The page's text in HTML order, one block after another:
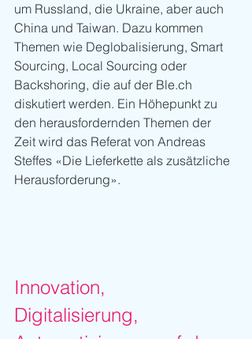
um Russland, die Ukraine, aber auch
China und Taiwan. Dazu kommen
Themen wie Deglobalisierung, Smart
Sourcing, Local Sourcing oder
Backshoring, die auf der Ble.ch
diskutiert werden. Ein Höhepunkt zu
den herausfordernden Themen der
Zeit wird das Referat von Andreas
Steffes «Die Lieferkette als zusätzliche
Herausforderung».
Innovation,
Digitalisierung,